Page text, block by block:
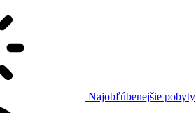
Najobľúbenejšie pobyty